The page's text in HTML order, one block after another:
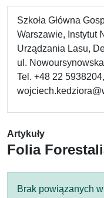
Szkoła Główna
Warszawie, Instytut
Urządzania Lasu,
ul.
Tel. +48 22
Artykuły
Folia
Brak powiązanych